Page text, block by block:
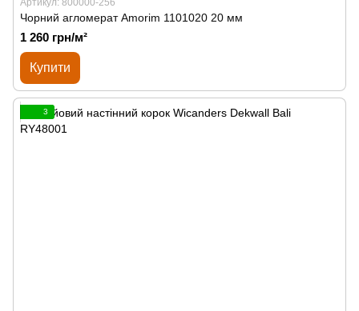
Чорний агломерат Amorim 1101020 20 мм
1 260 грн/м²
Купити
3